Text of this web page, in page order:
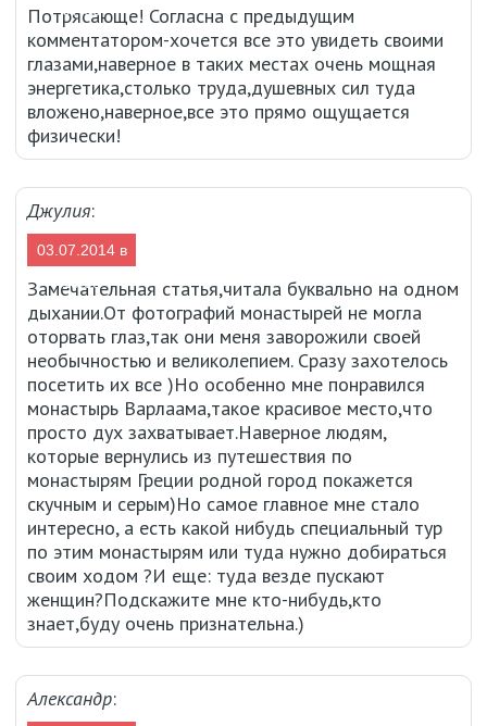
07:06
Потрясающе! Согласна с предыдущим
комментатором-хочется все это увидеть своими
глазами,наверное в таких местах очень мощная
энергетика,столько труда,душевных сил туда
вложено,наверное,все это прямо ощущается
физически!
Джулия:
03.07.2014 в
15:08
Замечательная статья,читала буквально на одном
дыхании.От фотографий монастырей не могла
оторвать глаз,так они меня заворожили своей
необычностью и великолепием. Сразу захотелось
посетить их все )Но особенно мне понравился
монастырь Варлаама,такое красивое место,что
просто дух захватывает.Наверное людям,
которые вернулись из путешествия по
монастырям Греции родной город покажется
скучным и серым)Но самое главное мне стало
интересно, а есть какой нибудь специальный тур
по этим монастырям или туда нужно добираться
своим ходом ?И еще: туда везде пускают
женщин?Подскажите мне кто-нибудь,кто
знает,буду очень признательна.)
Александр: